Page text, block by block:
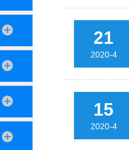
21
2020-4
15
2020-4